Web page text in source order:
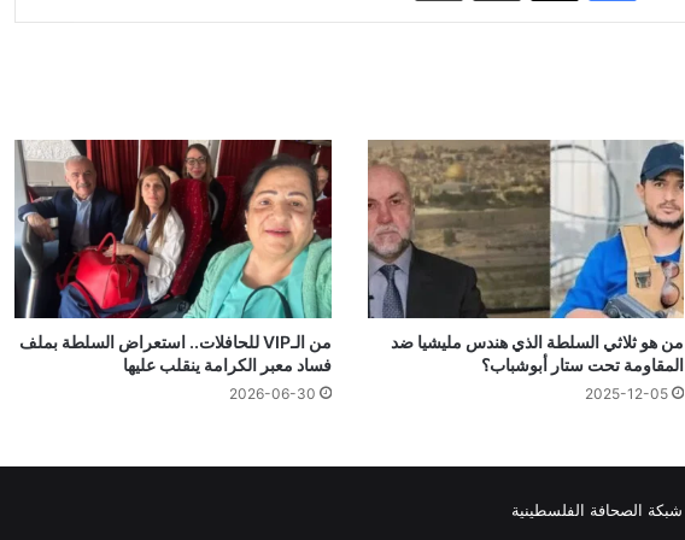
من هو ثلاثي السلطة الذي هندس مليشيا ضد
المقاومة تحت ستار أبوشباب؟
2025-12-05
من الـVIP للحافلات.. استعراض السلطة بملف
فساد معبر الكرامة ينقلب عليها
2026-06-30
شبكة الصحافة الفلسطينية